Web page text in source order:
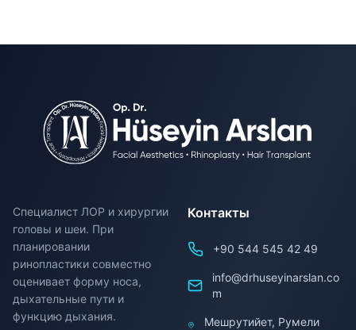
Специалист ЛОР и хирургии
головы и шеи. При
планировании
ринопластики совместно
оценивает форму носа,
дыхательные пути и
функцию дыхания.
Контакты
+90 544 545 42 49
info@drhuseyinarslan.co
m
Мешрутийет, Румели